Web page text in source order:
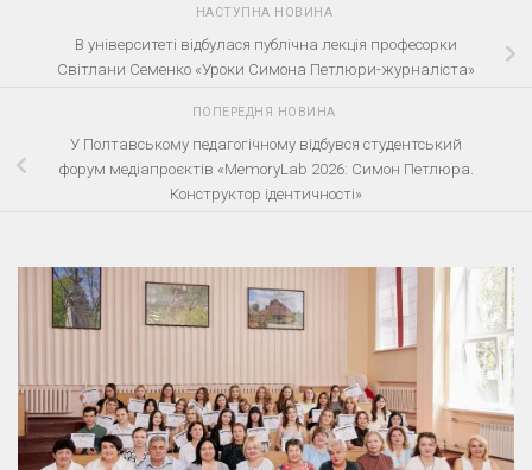
НАСТУПНА НОВИНА
В університеті відбулася публічна лекція професорки
Світлани Семенко «Уроки Симона Петлюри-журналіста»
ПОПЕРЕДНЯ НОВИНА
У Полтавському педагогічному відбувся студентський
форум медіапроєктів «MemoryLab 2026: Симон Петлюра.
Конструктор ідентичності»